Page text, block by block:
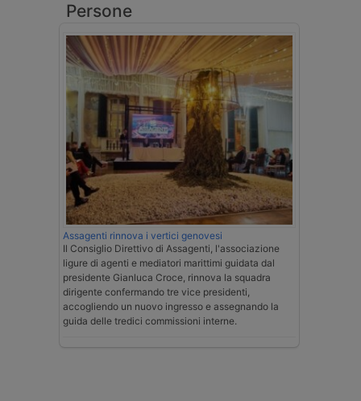
Persone
Assagenti rinnova i vertici genovesi
Il Consiglio Direttivo di Assagenti, l'associazione
ligure di agenti e mediatori marittimi guidata dal
presidente Gianluca Croce, rinnova la squadra
dirigente confermando tre vice presidenti,
accogliendo un nuovo ingresso e assegnando la
guida delle tredici commissioni interne.